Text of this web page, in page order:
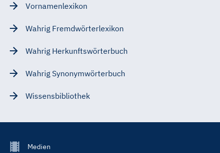
Vornamenlexikon
Wahrig Fremdwörterlexikon
Wahrig Herkunftswörterbuch
Wahrig Synonymwörterbuch
Wissensbibliothek
FooterMedien